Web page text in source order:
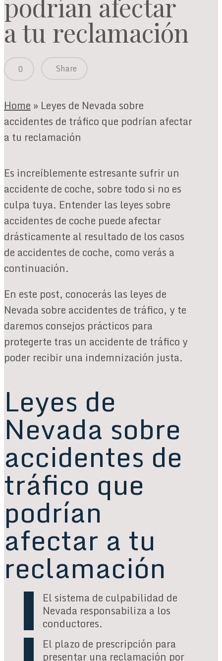
podrían afectar
a tu reclamación
Share
0
Home» Leyes de Nevada sobre
accidentes de tráfico que podrían afectar
a tu reclamación
Es increíblemente estresante sufrir un
accidente de coche, sobre todo si no es
culpa tuya. Entender las leyes sobre
accidentes de coche puede afectar
drásticamente al resultado de los casos
de accidentes de coche, como verás a
continuación.
En este post, conocerás las leyes de
Nevada sobre accidentes de tráfico, y te
daremos consejos prácticos para
protegerte tras un accidente de tráfico y
poder recibir una indemnización justa.
Leyes de
Nevada sobre
accidentes de
tráfico que
podrían
afectar a tu
reclamación
El sistema de culpabilidad de
Nevada responsabiliza a los
conductores.
El plazo de prescripción para
presentar una reclamación por